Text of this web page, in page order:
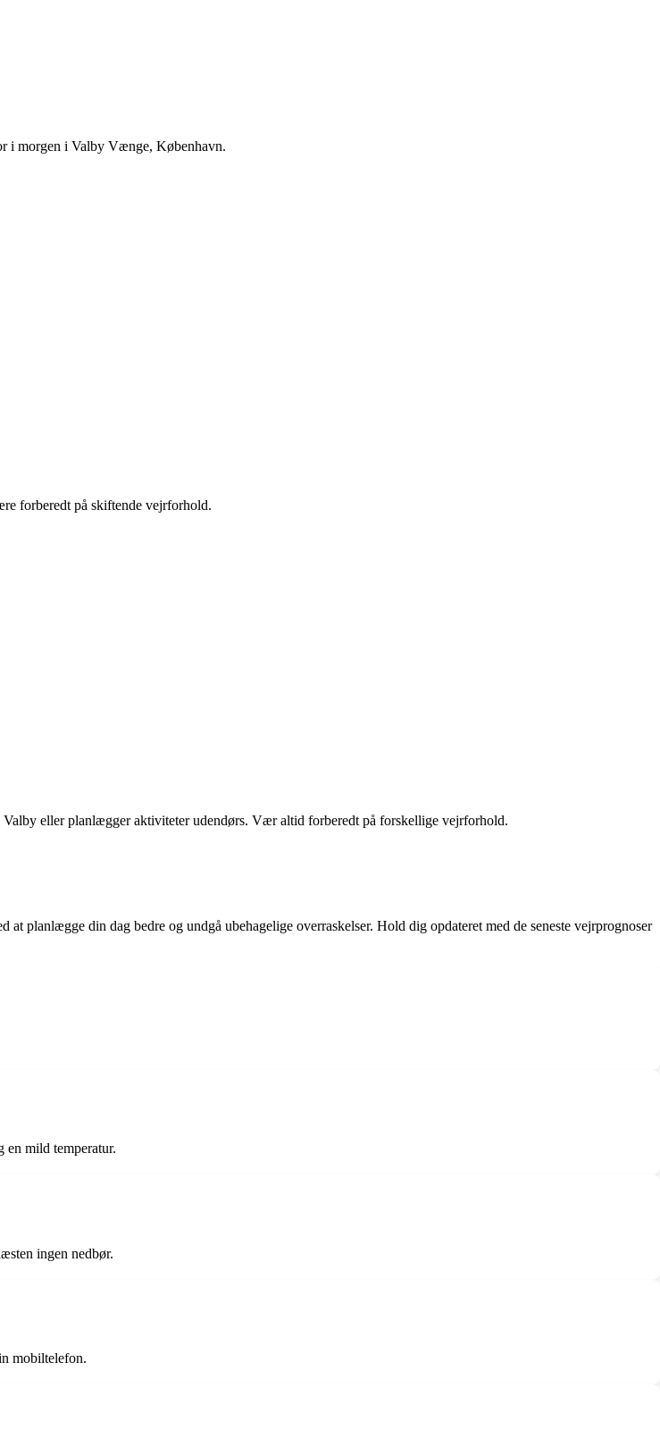
i morgen i Valby Vænge, København.
forberedt på skiftende vejrforhold.
eller planlægger aktiviteter udendørs. Vær altid forberedt på forskellige vejrforhold.
planlægge din dag bedre og undgå ubehagelige overraskelser. Hold dig opdateret med de seneste vejrprognoser
en mild temperatur.
ingen nedbør.
mobiltelefon.